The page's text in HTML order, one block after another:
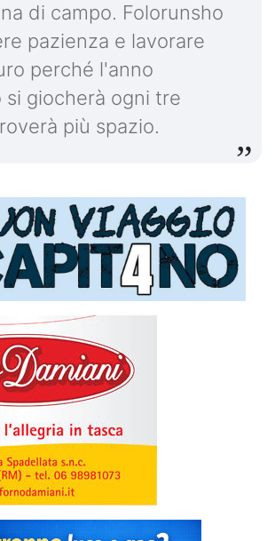
di campo. Folorunsho
pazienza e lavorare
perché l'anno
si giocherà ogni tre
più spazio.